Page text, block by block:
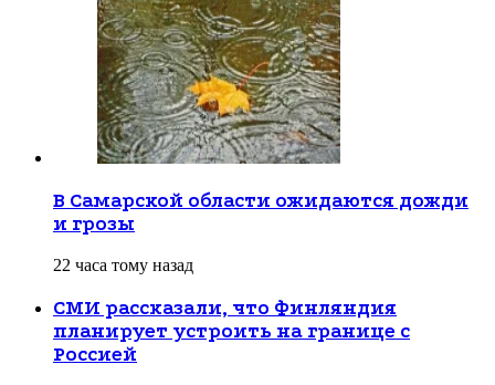
В Самарской области ожидаются дожди
и грозы
22 часа тому назад
СМИ рассказали, что Финляндия
планирует устроить на границе с
Россией